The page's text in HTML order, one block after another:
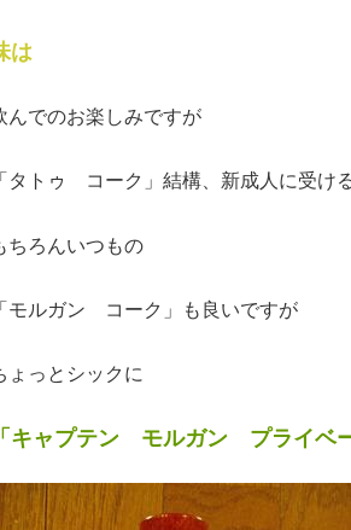
は
んでのお楽しみですが
「タトゥ コーク」結構、新成人に受け
ちろんいつもの
「モルガン コーク」も良いですが
ょっとシックに
「キャプテン モルガン プライベ